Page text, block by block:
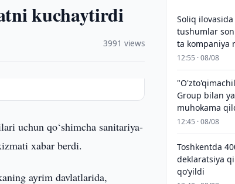
kuchaytirdi
3991 views
uchun qo‘shimcha sanitariya-
xabar berdi.
ayrim davlatlarida,
Soliq
tushumlar
ta kompaniya
12:55 · 08/08
Group bilan
muhokama
12:45 · 08/08
Toshkentda
deklaratsiya
qo‘yildi